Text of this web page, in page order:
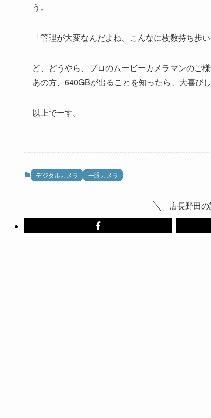
う。
「管理が大変なんだよね、こんなに枚数持ち歩
ど、どうやら、プロのムービーカメラマンのご様
あの方、640GBが出ることを知ったら、大喜び
以上でーす。
デジタルカメラ 一眼カメラ
店長野田